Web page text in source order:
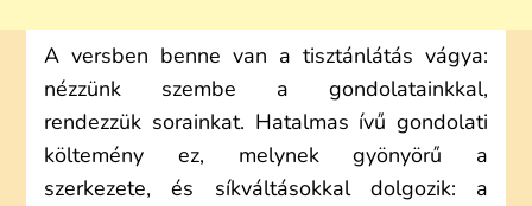
A versben benne van a tisztánlátás vágya:
nézzünk szembe a gondolatainkkal,
rendezzük sorainkat. Hatalmas ívű gondolati
költemény ez, melynek gyönyörű a
szerkezete, és síkváltásokkal dolgozik: a